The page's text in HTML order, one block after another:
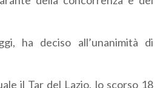
ha deciso all’unanimità di
il Tar del Lazio, lo scorso 18